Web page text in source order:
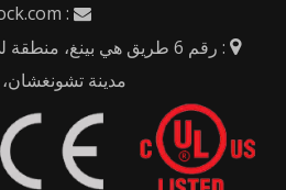

:

: رقم 6 طريق هي بينغ،
مدينة